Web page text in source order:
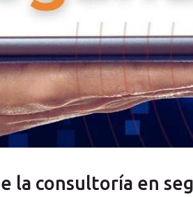
la consultoría en